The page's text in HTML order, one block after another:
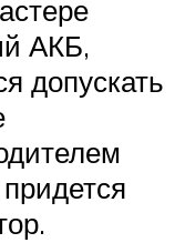
АКБ,
допускать